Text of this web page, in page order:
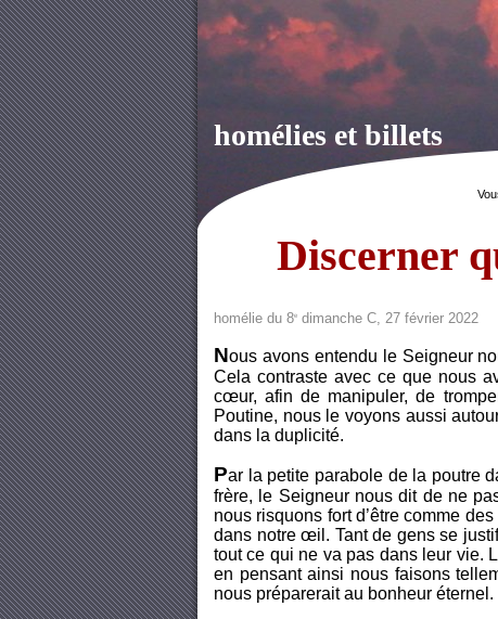
homélies et billets
Discerner
homélie du 8e dimanche C, 27 février 2022
Nous avons entendu le Seigneur
Cela contraste avec ce que nous
cœur, afin de manipuler, de
Poutine, nous le voyons aussi
dans la duplicité.
Par la petite parabole de la poutre
frère, le Seigneur nous dit de ne
nous risquons fort d’être comme
dans notre œil. Tant de gens se
tout ce qui ne va pas dans leur vie.
en pensant ainsi nous faisons
nous préparerait au bonheur éternel.